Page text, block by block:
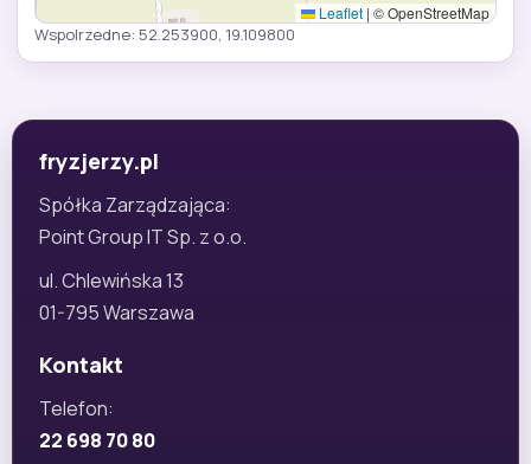
Leaflet | © OpenStreetMap
Wspolrzedne: 52.253900, 19.109800
fryzjerzy.pl
Spółka Zarządzająca:
Point Group IT Sp. z o.o.
ul. Chlewińska 13
01-795 Warszawa
Kontakt
Telefon:
22 698 70 80